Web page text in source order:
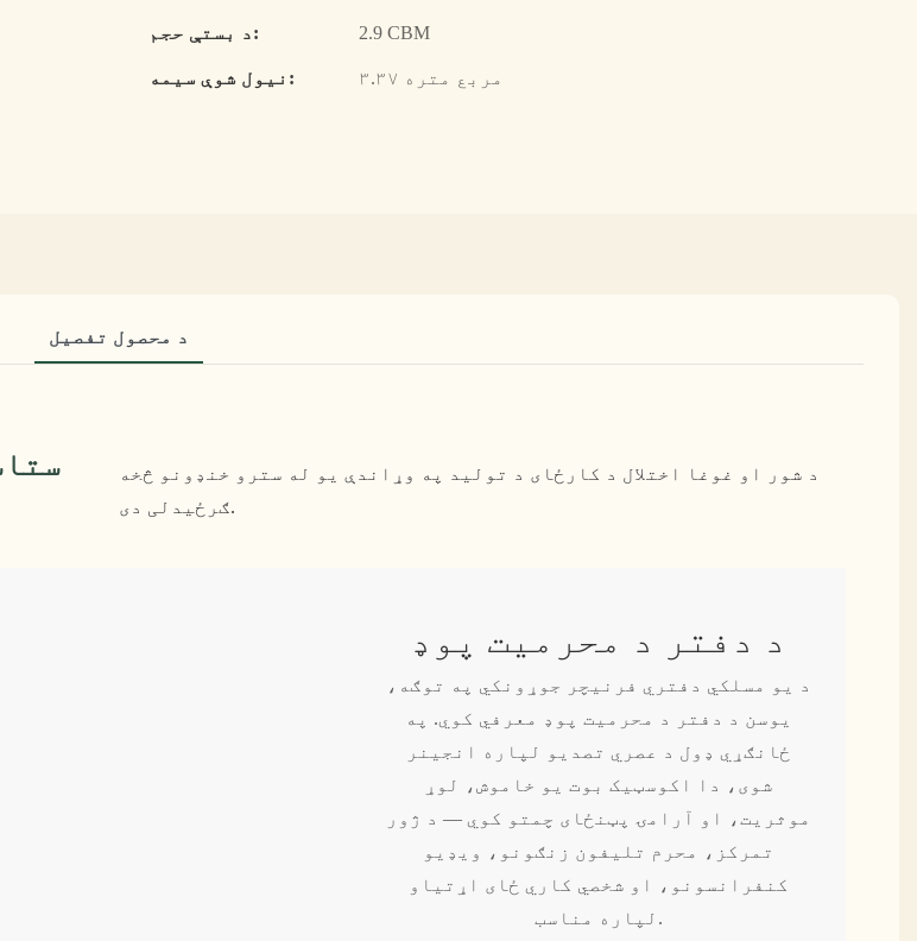
د بستې حجم:
2.9 CBM
نیول شوې سیمه:
۳.۳۷ مربع متره
د محصول تفصیل
د شور او غوغا اختلال د کارځای د تولید په وړاندې یو له سترو خنډونو څخه
ګرځیدلی دی.
د دفتر د محرمیت پوډ
د یو مسلکي دفتري فرنیچر جوړونکي په توګه،
یوسن د دفتر د محرمیت پوډ معرفي کوي. په
ځانګړي ډول د عصري تصدیو لپاره انجینر
شوی، دا اکوسټیک بوت یو خاموش، لوړ
موثریت، او آرامۍ پټنځای چمتو کوي — د ژور
تمرکز، محرم تلیفون زنګونو، ویډیو
کنفرانسونو، او شخصي کاري ځای اړتیاو
لپاره مناسب.